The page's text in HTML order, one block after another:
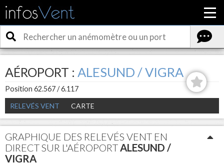
AÉROPORT : ALESUND / VIGRA
Position 62.567 / 6.117
RELEVÉS VENT
CARTE
GRAPHIQUE DES RELEVÉS VENT EN
DIRECT SUR L'AÉROPORTALESUND /
VIGRA